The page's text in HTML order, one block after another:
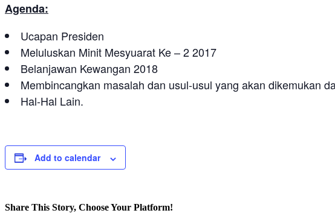
Agenda:
Ucapan Presiden
Meluluskan Minit Mesyuarat Ke – 2 2017
Belanjawan Kewangan 2018
Membincangkan masalah dan usul-usul yang akan dikemukan
Hal-Hal Lain.
Add to calendar
Share This Story, Choose Your Platform!